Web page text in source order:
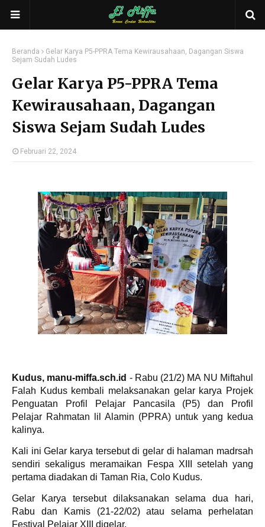
Beranda
Gelar Karya P5-PPRA Tema Kewirausahaan, Dagangan Siswa
Sejam Sudah Ludes
Gelar Karya P5-PPRA Tema
Kewirausahaan, Dagangan
Siswa Sejam Sudah Ludes
Februari 22, 2024
Kudus, manu-miffa.sch.id - Rabu (21/2) MA NU Miftahul
Falah Kudus kembali melaksanakan gelar karya Projek
Penguatan Profil Pelajar Pancasila (P5) dan Profil
Pelajar Rahmatan lil Alamin (PPRA) untuk yang kedua
kalinya.
Kali ini Gelar karya tersebut di gelar di halaman madrsah
sendiri sekaligus meramaikan Fespa XIII setelah yang
pertama diadakan di Taman Ria, Colo Kudus.
Gelar Karya tersebut dilaksanakan selama dua hari,
Rabu dan Kamis (21-22/02) atau selama perhelatan
Festival Pelajar XIII digelar.